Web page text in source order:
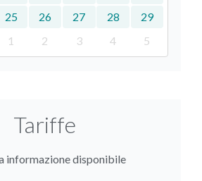
25 26 27 28
29
1 2 3 4 5
Tariffe
informazione disponibile